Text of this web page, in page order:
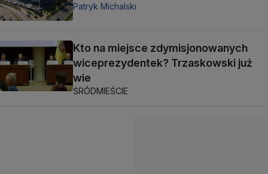
Patryk Michalski
Kto na miejsce zdymisjonowanych
wiceprezydentek? Trzaskowski już
wie
ŚRÓDMIEŚCIE